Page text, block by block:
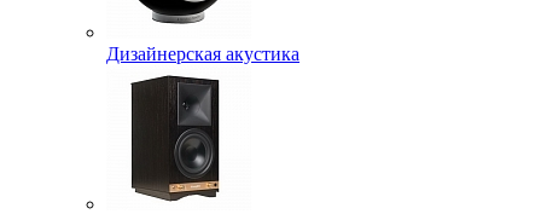
Дизайнерская акустика